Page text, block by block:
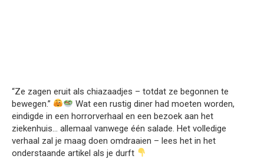
“Ze zagen eruit als chiazaadjes – totdat ze begonnen te
bewegen.”
Wat een rustig diner had moeten worden,
eindigde in een horrorverhaal en een bezoek aan het
ziekenhuis… allemaal vanwege één salade. Het volledige
verhaal zal je maag doen omdraaien – lees het in het
onderstaande artikel als je durft